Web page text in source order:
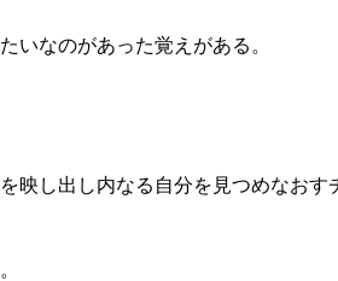
いなのがあった覚えがある。
し出し内なる自分を見つめなおす